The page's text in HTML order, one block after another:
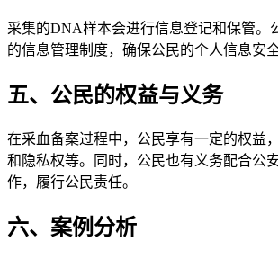
采集的DNA样本会进行信息登记和保管。
的信息管理制度，确保公民的个人信息安全
五、公民的权益与义务
在采血备案过程中，公民享有一定的权益
和隐私权等。同时，公民也有义务配合公
作，履行公民责任。
六、案例分析